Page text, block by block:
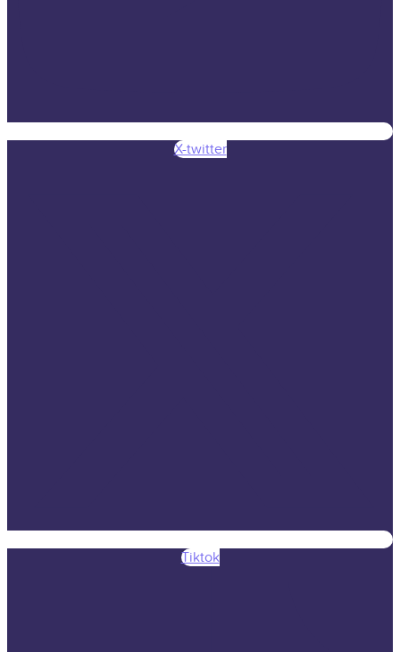
X-twitter
Tiktok